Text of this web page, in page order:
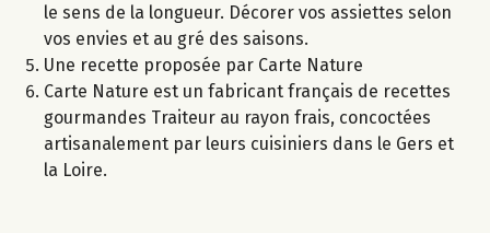
le sens de la longueur. Décorer vos assiettes selon
vos envies et au gré des saisons.
Une recette proposée par Carte Nature
Carte Nature est un fabricant français de recettes
gourmandes Traiteur au rayon frais, concoctées
artisanalement par leurs cuisiniers dans le Gers et
la Loire.